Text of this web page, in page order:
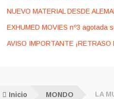
NUEVO MATERIAL DESDE
EXHUMED MOVIES nº3
AVISO IMPORTANTE ¡RETRASO
Inicio MONDO LA